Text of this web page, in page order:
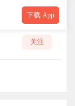
下载 App
关注